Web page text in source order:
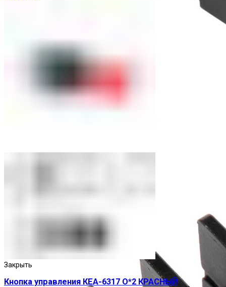
Закрыть
Кнопка управления КЕА-6317 О*2 КРАСНЫЙ